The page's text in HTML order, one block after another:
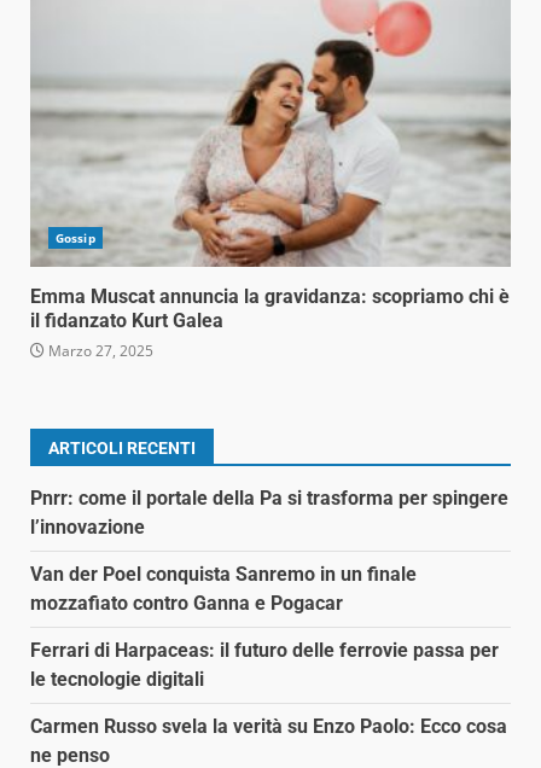
Gossip
Emma Muscat annuncia la gravidanza: scopriamo chi è
il fidanzato Kurt Galea
Marzo 27, 2025
ARTICOLI RECENTI
Pnrr: come il portale della Pa si trasforma per spingere
l’innovazione
Van der Poel conquista Sanremo in un finale
mozzafiato contro Ganna e Pogacar
Ferrari di Harpaceas: il futuro delle ferrovie passa per
le tecnologie digitali
Carmen Russo svela la verità su Enzo Paolo: Ecco cosa
ne penso